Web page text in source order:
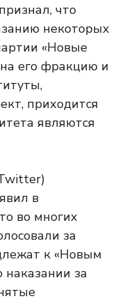
что
некоторых
«Новые
его фракцию и
приходится
являются
в
во многих
за
к «Новым
наказании за